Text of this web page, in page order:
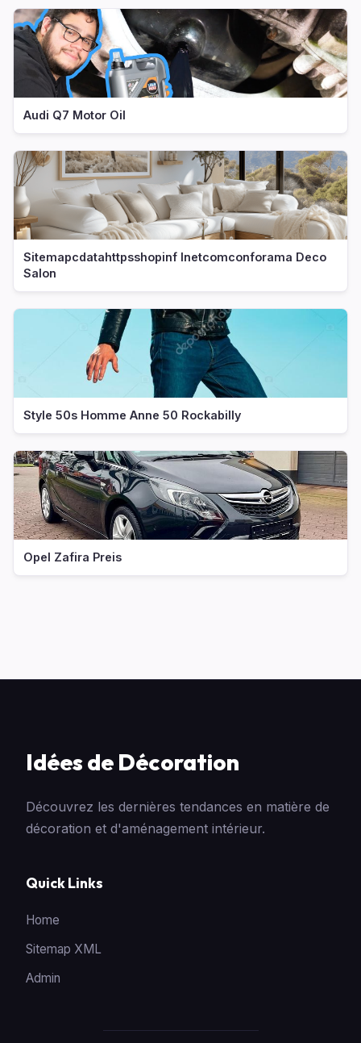
Audi Q7 Motor Oil
Sitemapcdatahttpsshopinf Inetcomconforama Deco
Salon
Style 50s Homme Anne 50 Rockabilly
Opel Zafira Preis
Idées de Décoration
Découvrez les dernières tendances en matière de
décoration et d'aménagement intérieur.
Quick Links
Home
Sitemap XML
Admin